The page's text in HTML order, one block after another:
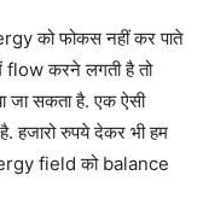
को फोकस नहीं कर पाते
करने लगती है तो
जा सकता है. एक ऐसी
हजारो रुपये देकर भी हम
field को balance